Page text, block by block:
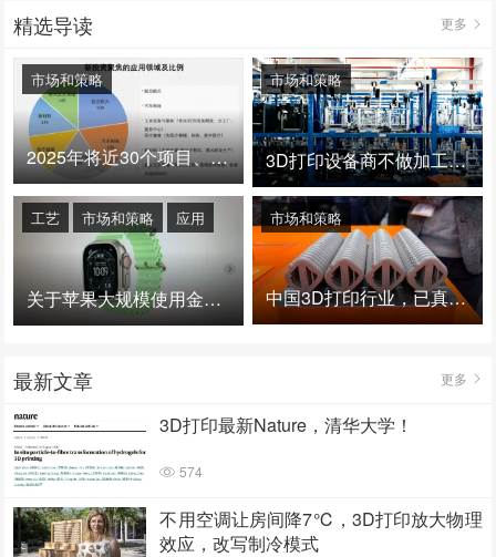
精选导读 更多
2025年将近30个项目、150亿投资：3D打印真的迎来爆发拐点了吗
市场和策略
3D打印设备商不做加工服务，就成了旁观者！
市场和策略
关于苹果大规模使用金属3D打印的思考
工艺 市场和策略 应用
中国3D打印行业，已真正进入爆发时代！
市场和策略
最新文章 更多
3D打印最新Nature，清华大学！
574
不用空调让房间降7℃，3D打印放大物理
效应，改写制冷模式